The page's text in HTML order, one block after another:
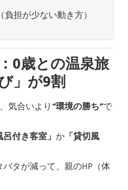
担が少ない動き方）
0歳との温泉旅
」が9割
気合いより“環境の勝ち”で
呂付き客室」 か 「貸切風
タが減って、親のHP（体